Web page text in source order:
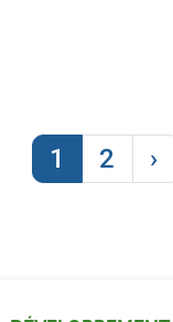
1 2 ›